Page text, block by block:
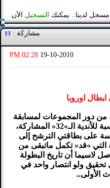
لدينا.. يمكنك التسجيل الآن.
مشاركة : 13
19-10-2010
02:28 PM
اوروبا
من دور المجموعات لمسابقة
دوري الأبطال منعرجاً هاماً بالنسبة للأندية الـ»32« المشاركة،
على بطاقتي الترشح إلى
التي »قد« تكمل ماتبقى من
لاسيما أن تاريخ البطولة
ولو انتصار واحد في
الأولى..